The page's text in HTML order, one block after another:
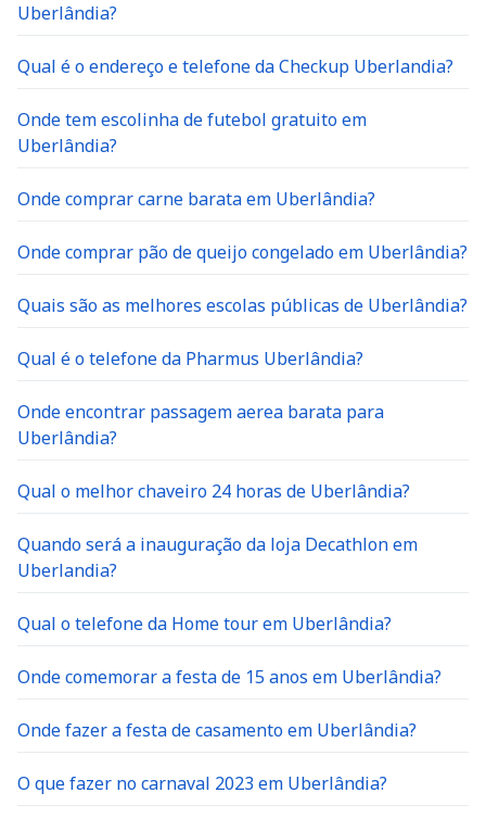
Uberlândia?
Qual é o endereço e telefone da Checkup Uberlandia?
Onde tem escolinha de futebol gratuito em
Uberlândia?
Onde comprar carne barata em Uberlândia?
Onde comprar pão de queijo congelado em Uberlândia?
Quais são as melhores escolas públicas de Uberlândia?
Qual é o telefone da Pharmus Uberlândia?
Onde encontrar passagem aerea barata para
Uberlândia?
Qual o melhor chaveiro 24 horas de Uberlândia?
Quando será a inauguração da loja Decathlon em
Uberlandia?
Qual o telefone da Home tour em Uberlândia?
Onde comemorar a festa de 15 anos em Uberlândia?
Onde fazer a festa de casamento em Uberlândia?
O que fazer no carnaval 2023 em Uberlândia?